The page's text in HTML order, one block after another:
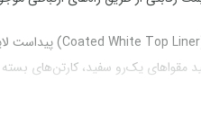
مقواهای یک‌رو سفید، کارتن‌های